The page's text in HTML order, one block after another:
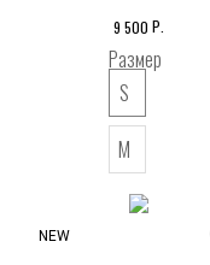
9 500 Р.
Размер
S
M
NEW